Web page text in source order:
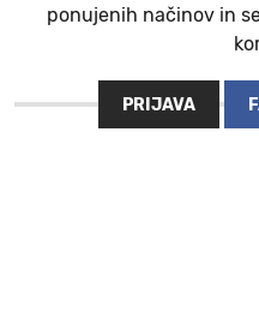
ponujenih načinov in
PRIJAVA